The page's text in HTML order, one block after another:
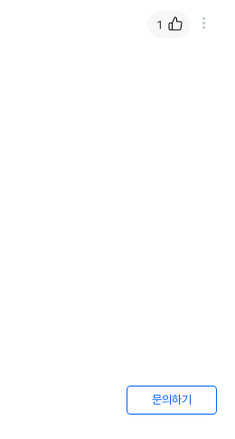
1
문의하기